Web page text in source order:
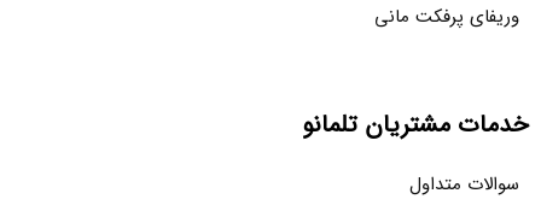
وریفای پرفکت مانی
خدمات مشتریان تلمانو
سوالات متداول